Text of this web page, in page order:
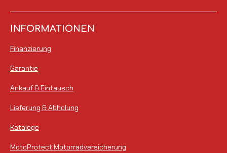
INFORMATIONEN
Finanzierung
Garantie
Ankauf & Eintausch
Lieferung & Abholung
Kataloge
MotoProtect Motorradversicherung